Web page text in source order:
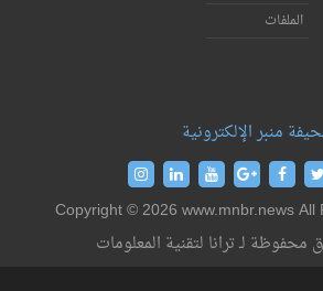
الملفات
Copyright © 2026 www.mnbr.news All
لـ ترانا لتقنية المعلومات